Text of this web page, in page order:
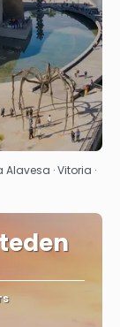
· Vitoria ·